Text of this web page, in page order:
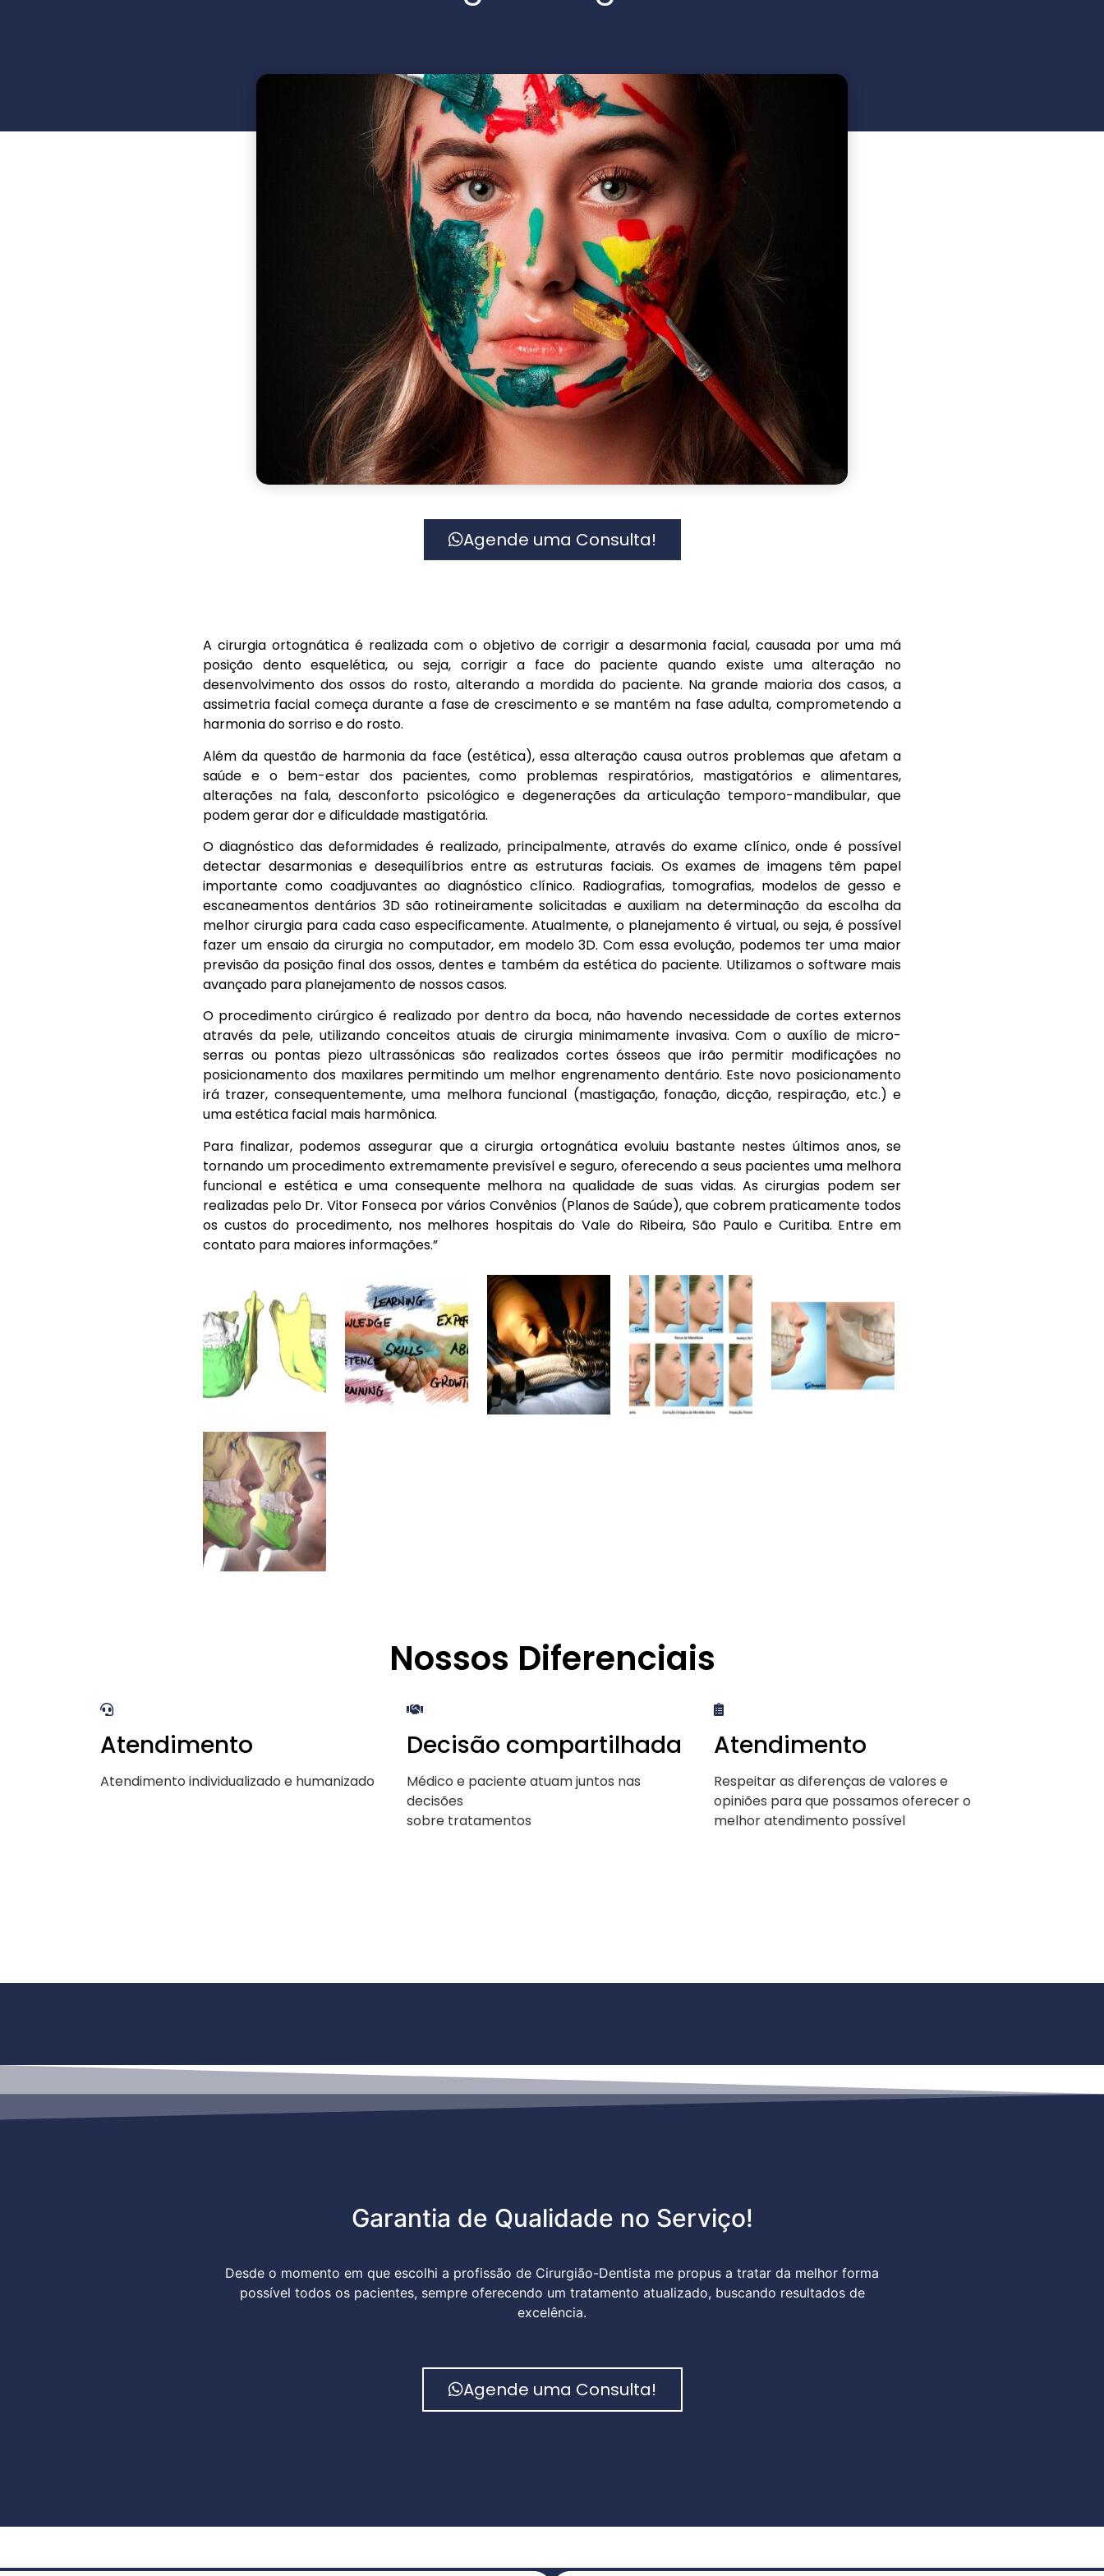
Agende uma Consulta!
A cirurgia ortognática é realizada com o objetivo de corrigir a desarmonia facial, causada por uma má
posição dento esquelética, ou seja, corrigir a face do paciente quando existe uma alteração no
desenvolvimento dos ossos do rosto, alterando a mordida do paciente. Na grande maioria dos casos, a
assimetria facial começa durante a fase de crescimento e se mantém na fase adulta, comprometendo a
harmonia do sorriso e do rosto.
Além da questão de harmonia da face (estética), essa alteração causa outros problemas que afetam a
saúde e o bem-estar dos pacientes, como problemas respiratórios, mastigatórios e alimentares,
alterações na fala, desconforto psicológico e degenerações da articulação temporo-mandibular, que
podem gerar dor e dificuldade mastigatória.
O diagnóstico das deformidades é realizado, principalmente, através do exame clínico, onde é possível
detectar desarmonias e desequilíbrios entre as estruturas faciais. Os exames de imagens têm papel
importante como coadjuvantes ao diagnóstico clínico. Radiografias, tomografias, modelos de gesso e
escaneamentos dentários 3D são rotineiramente solicitadas e auxiliam na determinação da escolha da
melhor cirurgia para cada caso especificamente. Atualmente, o planejamento é virtual, ou seja, é possível
fazer um ensaio da cirurgia no computador, em modelo 3D. Com essa evolução, podemos ter uma maior
previsão da posição final dos ossos, dentes e também da estética do paciente. Utilizamos o software mais
avançado para planejamento de nossos casos.
O procedimento cirúrgico é realizado por dentro da boca, não havendo necessidade de cortes externos
através da pele, utilizando conceitos atuais de cirurgia minimamente invasiva. Com o auxílio de micro-
serras ou pontas piezo ultrassónicas são realizados cortes ósseos que irão permitir modificações no
posicionamento dos maxilares permitindo um melhor engrenamento dentário. Este novo posicionamento
irá trazer, consequentemente, uma melhora funcional (mastigação, fonação, dicção, respiração, etc.) e
uma estética facial mais harmônica.
Para finalizar, podemos assegurar que a cirurgia ortognática evoluiu bastante nestes últimos anos, se
tornando um procedimento extremamente previsível e seguro, oferecendo a seus pacientes uma melhora
funcional e estética e uma consequente melhora na qualidade de suas vidas. As cirurgias podem ser
realizadas pelo Dr. Vitor Fonseca por vários Convênios (Planos de Saúde), que cobrem praticamente todos
os custos do procedimento, nos melhores hospitais do Vale do Ribeira, São Paulo e Curitiba. Entre em
contato para maiores informações.”
Nossos Diferenciais
Atendimento
Atendimento individualizado e humanizado
Decisão compartilhada
Médico e paciente atuam juntos nas
decisões
sobre tratamentos
Atendimento
Respeitar as diferenças de valores e
opiniões para que possamos oferecer o
melhor atendimento possível
Garantia de Qualidade no Serviço!
Desde o momento em que escolhi a profissão de Cirurgião-Dentista me propus a tratar da melhor forma
possível todos os pacientes, sempre oferecendo um tratamento atualizado, buscando resultados de
excelência.
Agende uma Consulta!